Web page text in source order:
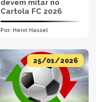
devem mitar no
Cartola FC 2026
Por: Henri Hassel
25/01/2026